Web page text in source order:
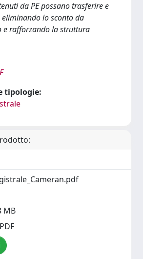
da PE possano trasferire e
eliminando lo sconto da
e rafforzando la struttura
tipologie:
MB